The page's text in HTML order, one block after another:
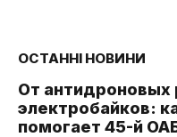
ОСТАННІ НОВИНИ
От антидроновых
электробайков:
помогает 45-й